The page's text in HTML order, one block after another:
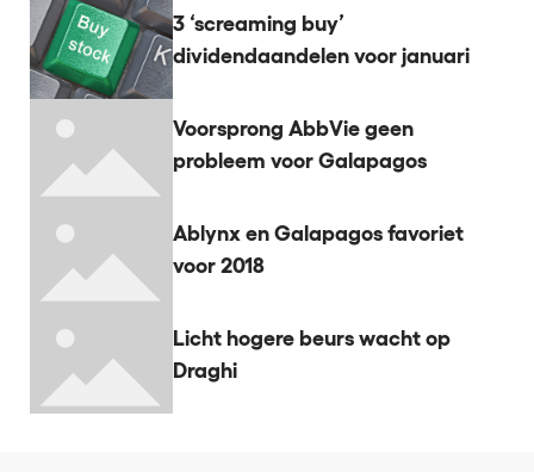
3 ‘screaming buy’
dividendaandelen voor januari
Voorsprong AbbVie geen
probleem voor Galapagos
Ablynx en Galapagos favoriet
voor 2018
Licht hogere beurs wacht op
Draghi